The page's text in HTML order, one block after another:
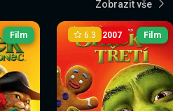
Zobrazit vše
Film 2007
6.3 Film